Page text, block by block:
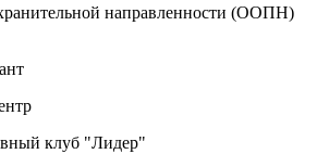
направленности (ООПН)
клуб "Лидер"